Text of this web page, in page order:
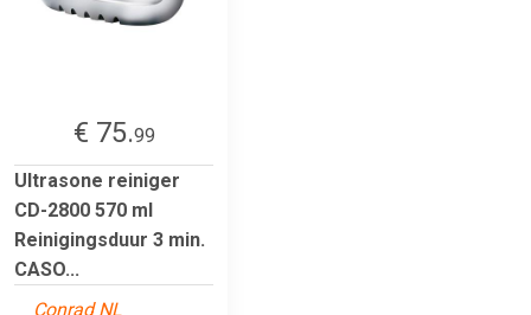
€ 75.99
Ultrasone reiniger
CD-2800 570 ml
Reinigingsduur 3 min.
CASO...
Conrad NL